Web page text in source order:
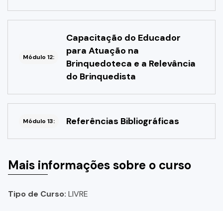
Módulo 12:
Capacitação do Educador
para Atuação na
Brinquedoteca e a Relevância
do Brinquedista
Módulo 13: Referências Bibliográficas
Mais informações sobre o curso
Tipo de Curso: LIVRE